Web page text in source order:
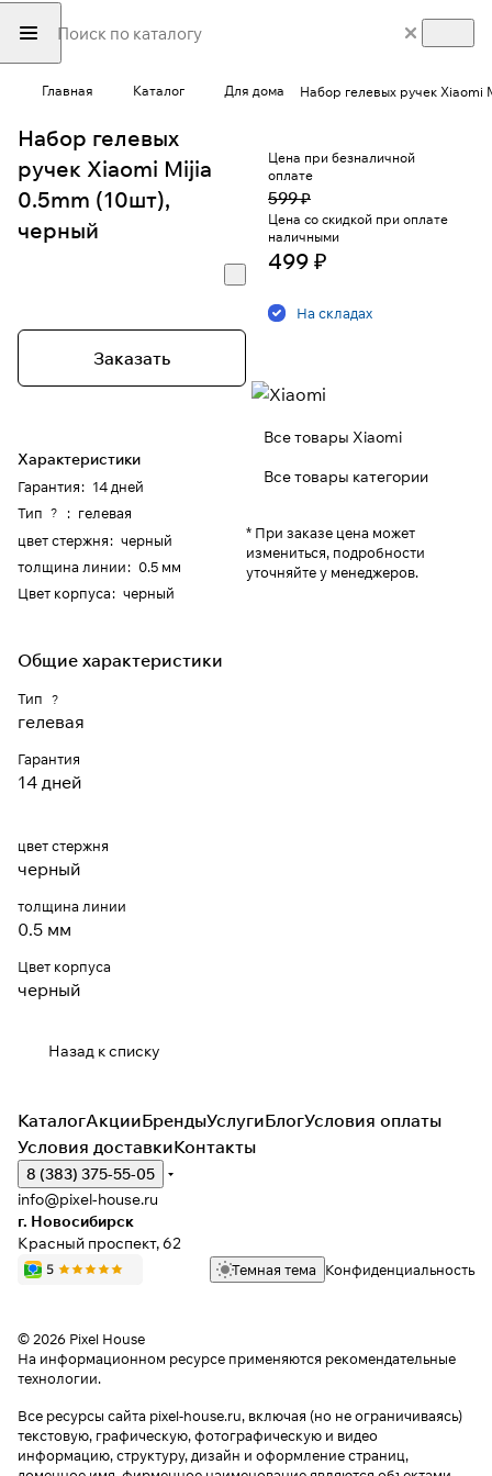
Главная Каталог Для дома Набор гелевых ручек
Набор гелевых
ручек Xiaomi Mijia
0.5mm (10шт),
черный
Заказать
Характеристики
Гарантия: 14 дней
Тип ? : гелевая
цвет стержня: черный
толщина линии: 0.5 мм
Цвет корпуса: черный
Цена при безналичной
оплате
599 ₽
Цена со скидкой при оплате
наличными
499 ₽
На складах
Все товары Xiaomi
Все товары категории
* При заказе цена может
измениться, подробности
уточняйте у менеджеров.
Общие характеристики
Тип ?
гелевая
Гарантия
14 дней
цвет стержня
черный
толщина линии
0.5 мм
Цвет корпуса
черный
Назад к списку
КаталогАкцииБрендыУслугиБлогУсловия оплаты
Условия доставкиКонтакты
8 (383) 375-55-05
info@pixel-house.ru
г. Новосибирск
Красный проспект, 62
Темная тема Конфиденциальность
© 2026 Pixel House
На информационном ресурсе применяются рекомендательные
технологии.
Все ресурсы сайта pixel-house.ru, включая (но не ограничиваясь)
текстовую, графическую, фотографическую и видео
информацию, структуру, дизайн и оформление страниц,